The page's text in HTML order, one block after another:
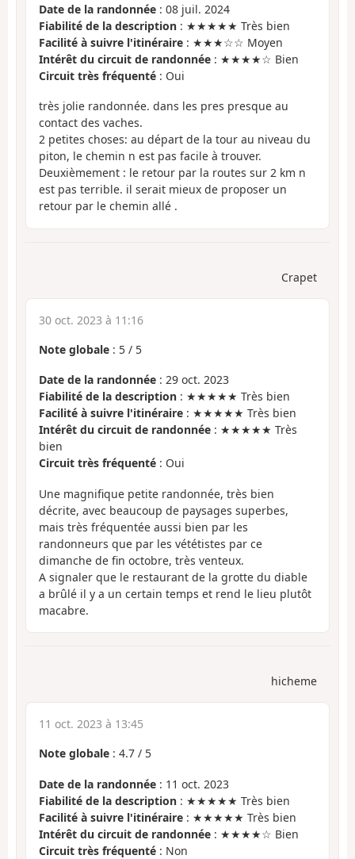
Date de la randonnée : 08 juil. 2024
Fiabilité de la description : ★★★★★ Très bien
Facilité à suivre l'itinéraire : ★★★☆☆ Moyen
Intérêt du circuit de randonnée : ★★★★☆ Bien
Circuit très fréquenté : Oui
très jolie randonnée. dans les pres presque au
contact des vaches.
2 petites choses: au départ de la tour au niveau du
piton, le chemin n est pas facile à trouver.
Deuxièmement : le retour par la routes sur 2 km n
est pas terrible. il serait mieux de proposer un
retour par le chemin allé .
Crapet
30 oct. 2023 à 11:16
Note globale : 5 / 5
Date de la randonnée : 29 oct. 2023
Fiabilité de la description : ★★★★★ Très bien
Facilité à suivre l'itinéraire : ★★★★★ Très bien
Intérêt du circuit de randonnée : ★★★★★ Très
bien
Circuit très fréquenté : Oui
Une magnifique petite randonnée, très bien
décrite, avec beaucoup de paysages superbes,
mais très fréquentée aussi bien par les
randonneurs que par les vététistes par ce
dimanche de fin octobre, très venteux.
A signaler que le restaurant de la grotte du diable
a brûlé il y a un certain temps et rend le lieu plutôt
macabre.
hicheme
11 oct. 2023 à 13:45
Note globale : 4.7 / 5
Date de la randonnée : 11 oct. 2023
Fiabilité de la description : ★★★★★ Très bien
Facilité à suivre l'itinéraire : ★★★★★ Très bien
Intérêt du circuit de randonnée : ★★★★☆ Bien
Circuit très fréquenté : Non